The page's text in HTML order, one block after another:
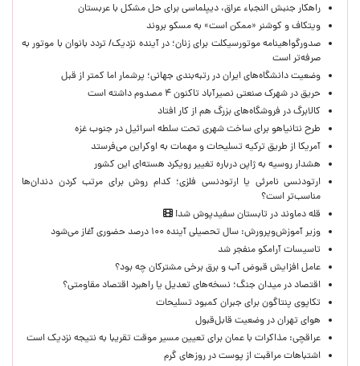
راهکار جنبش النجباء عراق، دیپلماسی برای حل مشکل با عربستان
ویتکاف و کوشنر «ممکن است» به مسکو بروند
صدورگواهینامه موتورسیکلت برای زنان؛ در آینده نزدیک/ تردد بانوان با موتور به‌
صرفه‌تر است
وضعیت دانشگاه‌های ایران در رتبه‌بندی جهانی؛ پرشمار اما کمتر از قبل
حریق در شهرک صنعتی نصیرآباد تاکنون ۴ مصدوم داشته است
کالابرگ در فروشگاه‌های بزرگ هم از کار افتاد
طرح نتانیاهو برای ساخت شهری تحت سلطه اسرائیل در جنوب غزه
آمریکا از طریق ترکیه تسلیحات و مهمات به اوکراین می‌فرستد
هشدار روسیه به ژاپن درباره تغییر رویکرد هسته‌ای این کشور
ارتودنسی نامرئی یا ارتودنسی فلزی؛ کدام روش برای مرتب کردن دندان‌ها
مناسب‌تر است؟
قله دماوند در تابستان سفیدپوش شد!
وزیر آموزش‌وپرورش: سال تحصیلی آینده ۱۰۰ درصد حضوری آغاز می‌شود
تاسیسات آرامکو منفجر شد
عامل افزایش قبوض آب و برق برخی مشترکان چه بود؟
اقتصاد در میدان جنگ؛ نسخه‌های تعدیل یا راهبرد اقتصاد مقاومتی؟
تکاپوی پنتاگون برای جبران کمبود تسلیحات
هوای تهران در وضعیت قابل‌قبول
عراقچی: مذاکرات با عمان برای تعیین مسیر موقت تقریبا به نتیجه نزدیک است
اشتباهات مراقبت از پوست در روزهای گرم